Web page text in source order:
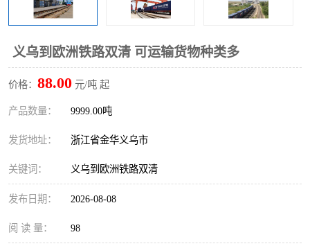
义乌到欧洲铁路双清 可运输货物种类多
价格： 88.00 元/吨 起
产品数量： 9999.00吨
发货地址： 浙江省金华义乌市
关键词： 义乌到欧洲铁路双清
发布日期： 2026-08-08
阅 读 量： 98